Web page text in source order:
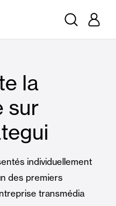
la
sur
individuellement
des premiers
transmédia